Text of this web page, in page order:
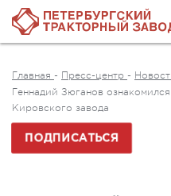
Главная - Пресс-центр -
Геннадий Зюганов
Кировского завода
ПОДПИСАТЬСЯ